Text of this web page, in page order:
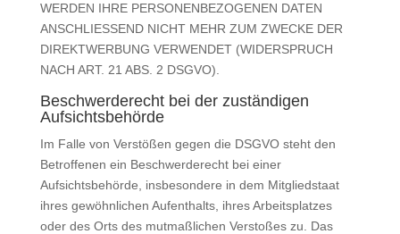
WERDEN IHRE PERSONENBEZOGENEN DATEN
ANSCHLIESSEND NICHT MEHR ZUM ZWECKE DER
DIREKTWERBUNG VERWENDET (WIDERSPRUCH
NACH ART. 21 ABS. 2 DSGVO).
Beschwerde­recht bei der zuständigen
Aufsichts­behörde
Im Falle von Verstößen gegen die DSGVO steht den
Betroffenen ein Beschwerderecht bei einer
Aufsichtsbehörde, insbesondere in dem Mitgliedstaat
ihres gewöhnlichen Aufenthalts, ihres Arbeitsplatzes
oder des Orts des mutmaßlichen Verstoßes zu. Das